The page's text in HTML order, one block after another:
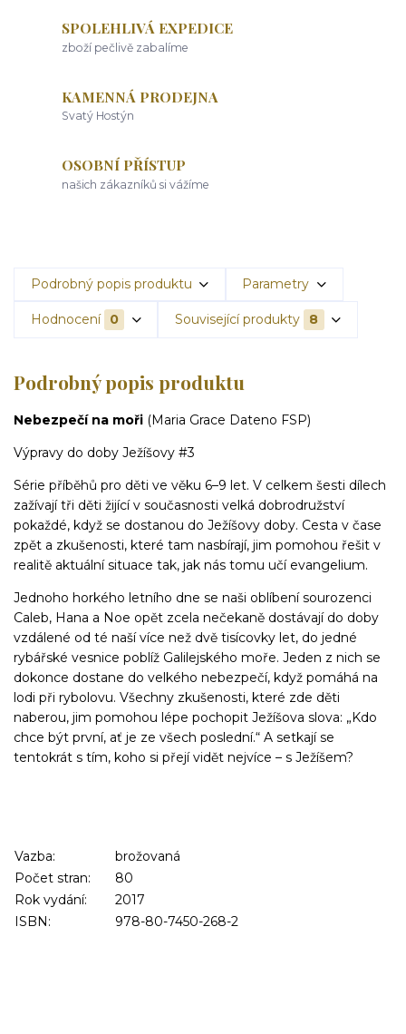
SPOLEHLIVÁ EXPEDICE
zboží pečlivě zabalíme
KAMENNÁ PRODEJNA
Svatý Hostýn
OSOBNÍ PŘÍSTUP
našich zákazníků si vážíme
Podrobný popis produktu Parametry
Hodnocení 0 Související produkty 8
Podrobný popis produktu
Nebezpečí na moři (Maria Grace Dateno FSP)
Výpravy do doby Ježíšovy #3
Série příběhů pro děti ve věku 6–9 let. V celkem šesti dílech
zažívají tři děti žijící v současnosti velká dobrodružství
pokaždé, když se dostanou do Ježíšovy doby. Cesta v čase
zpět a zkušenosti, které tam nasbírají, jim pomohou řešit v
realitě aktuální situace tak, jak nás tomu učí evangelium.
Jednoho horkého letního dne se naši oblíbení sourozenci
Caleb, Hana a Noe opět zcela nečekaně dostávají do doby
vzdálené od té naší více než dvě tisícovky let, do jedné
rybářské vesnice poblíž Galilejského moře. Jeden z nich se
dokonce dostane do velkého nebezpečí, když pomáhá na
lodi při rybolovu. Všechny zkušenosti, které zde děti
naberou, jim pomohou lépe pochopit Ježíšova slova: „Kdo
chce být první, ať je ze všech poslední.“ A setkají se
tentokrát s tím, koho si přejí vidět nejvíce – s Ježíšem?
Vazba:
brožovaná
Počet stran:
80
Rok vydání:
2017
ISBN:
978-80-7450-268-2